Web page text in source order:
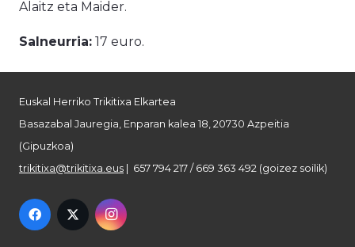
Alaitz eta Maider.
Salneurria: 17 euro.
Euskal Herriko Trikitixa Elkartea
Basazabal Jauregia, Enparan kalea 18, 20730 Azpeitia
(Gipuzkoa)
trikitixa@trikitixa.eus | 657 794 217 / 669 363 492 (goizez soilik)